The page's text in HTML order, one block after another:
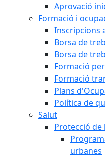
Aprovació
Formació i
Inscripcions
Borsa de
Borsa de
Formació
Formació
Plans
Política de
Salut
Protecció de
urbanes